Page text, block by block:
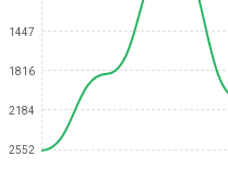
1447
1816
2184
2552